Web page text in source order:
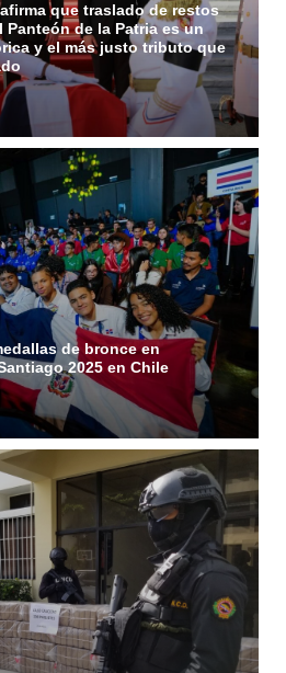
que traslado de restos
de la Patria es un
y el más justo tributo que
de bronce en
2025 en Chile